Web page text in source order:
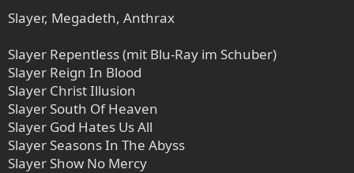
Slayer, Megadeth, Anthrax
Slayer Repentless (mit Blu-Ray im Schuber)
Slayer Reign In Blood
Slayer Christ Illusion
Slayer South Of Heaven
Slayer God Hates Us All
Slayer Seasons In The Abyss
Slayer Show No Mercy